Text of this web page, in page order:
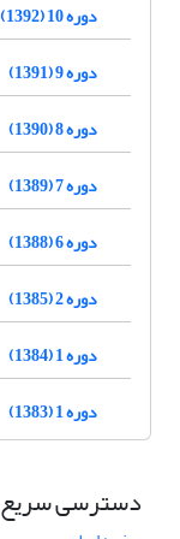
دوره 10 (1392)
دوره 9 (1391)
دوره 8 (1390)
دوره 7 (1389)
دوره 6 (1388)
دوره 2 (1385)
دوره 1 (1384)
دوره 1 (1383)
دسترسی سریع